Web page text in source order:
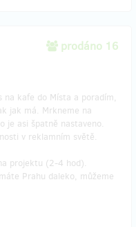
prodáno 16
na kafe do Místa a poradím,
jak má. Mrkneme na
je asi špatně nastaveno.
v reklamním světě.
projektu (2-4 hod).
Prahu daleko, můžeme